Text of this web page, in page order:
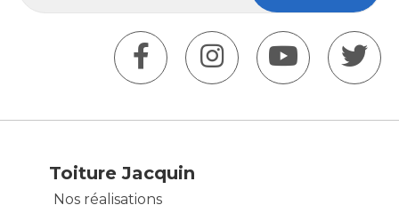
Toiture Jacquin
Nos réalisations